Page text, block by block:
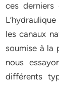
ces derniers
les canaux
soumise à la
nous
différents